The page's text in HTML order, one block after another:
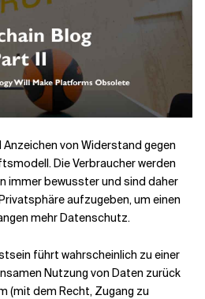
von Widerstand gegen
Die Verbraucher werden
immer bewusster und sind daher
aufzugeben, um einen
mehr Datenschutz.
führt wahrscheinlich zu einer
Nutzung von Daten zurück
(mit dem Recht, Zugang zu